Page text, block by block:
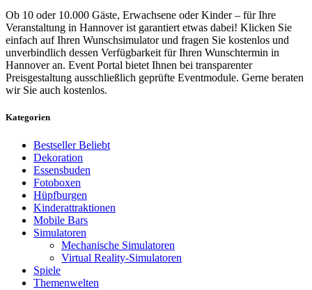
Ob 10 oder 10.000 Gäste, Erwachsene oder Kinder – für Ihre
Veranstaltung in Hannover ist garantiert etwas dabei! Klicken Sie
einfach auf Ihren Wunschsimulator und fragen Sie kostenlos und
unverbindlich dessen Verfügbarkeit für Ihren Wunschtermin in
Hannover an. Event Portal bietet Ihnen bei transparenter
Preisgestaltung ausschließlich geprüfte Eventmodule. Gerne beraten
wir Sie auch kostenlos.
Kategorien
BestsellerBeliebt
Dekoration
Essensbuden
Fotoboxen
Hüpfburgen
Kinderattraktionen
Mobile Bars
Simulatoren
Mechanische Simulatoren
Virtual Reality-Simulatoren
Spiele
Themenwelten